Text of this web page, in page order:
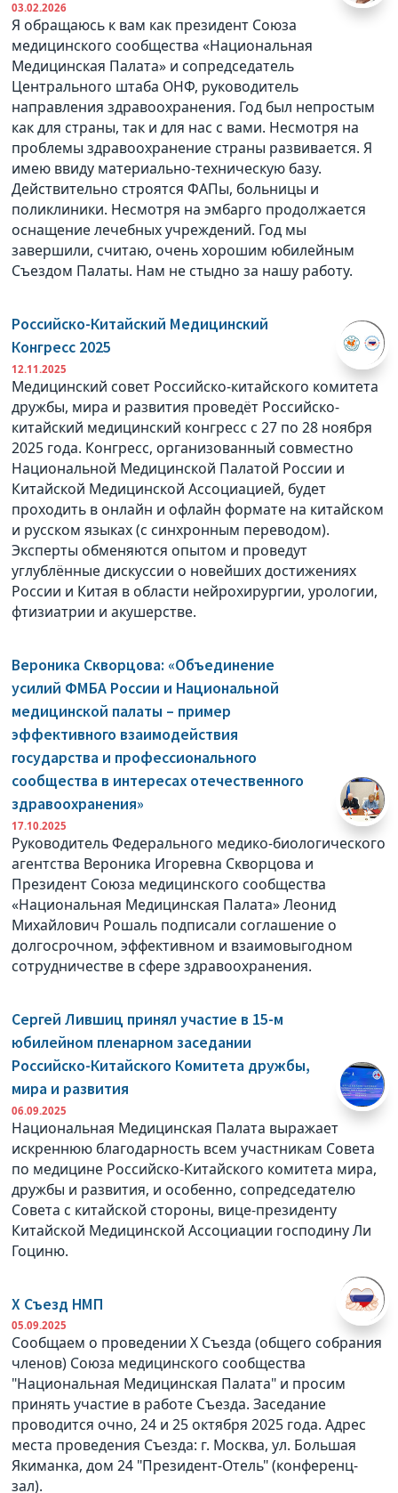
03.02.2026
Я обращаюсь к вам как президент Союза
медицинского сообщества «Национальная
Медицинская Палата» и сопредседатель
Центрального штаба ОНФ, руководитель
направления здравоохранения. Год был непростым
как для страны, так и для нас с вами. Несмотря на
проблемы здравоохранение страны развивается. Я
имею ввиду материально-техническую базу.
Действительно строятся ФАПы, больницы и
поликлиники. Несмотря на эмбарго продолжается
оснащение лечебных учреждений. Год мы
завершили, считаю, очень хорошим юбилейным
Съездом Палаты. Нам не стыдно за нашу работу.
Российско-Китайский Медицинский
Конгресс 2025
12.11.2025
Медицинский совет Российско-китайского комитета
дружбы, мира и развития проведёт Российско-
китайский медицинский конгресс с 27 по 28 ноября
2025 года. Конгресс, организованный совместно
Национальной Медицинской Палатой России и
Китайской Медицинской Ассоциацией, будет
проходить в онлайн и офлайн формате на китайском
и русском языках (с синхронным переводом).
Эксперты обменяются опытом и проведут
углублённые дискуссии о новейших достижениях
России и Китая в области нейрохирургии, урологии,
фтизиатрии и акушерстве.
Вероника Скворцова: «Объединение
усилий ФМБА России и Национальной
медицинской палаты – пример
эффективного взаимодействия
государства и профессионального
сообщества в интересах отечественного
здравоохранения»
17.10.2025
Руководитель Федерального медико-биологического
агентства Вероника Игоревна Скворцова и
Президент Союза медицинского сообщества
«Национальная Медицинская Палата» Леонид
Михайлович Рошаль подписали соглашение о
долгосрочном, эффективном и взаимовыгодном
сотрудничестве в сфере здравоохранения.
Сергей Лившиц принял участие в 15-м
юбилейном пленарном заседании
Российско-Китайского Комитета дружбы,
мира и развития
06.09.2025
Национальная Медицинская Палата выражает
искреннюю благодарность всем участникам Совета
по медицине Российско-Китайского комитета мира,
дружбы и развития, и особенно, сопредседателю
Совета с китайской стороны, вице-президенту
Китайской Медицинской Ассоциации господину Ли
Гоциню.
X Съезд НМП
05.09.2025
Сообщаем о проведении X Съезда (общего собрания
членов) Союза медицинского сообщества
"Национальная Медицинская Палата" и просим
принять участие в работе Съезда. Заседание
проводится очно, 24 и 25 октября 2025 года. Адрес
места проведения Съезда: г. Москва, ул. Большая
Якиманка, дом 24 "Президент-Отель" (конференц-
зал).